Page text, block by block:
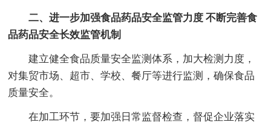
二、进一步加强食品药品安全监管力度 不断完善食
品药品安全长效监管机制
建立健全食品质量安全监测体系，加大检测力度，
对集贸市场、超市、学校、餐厅等进行监测，确保食品
质量安全。
在加工环节，要加强日常监督检查，督促企业落实